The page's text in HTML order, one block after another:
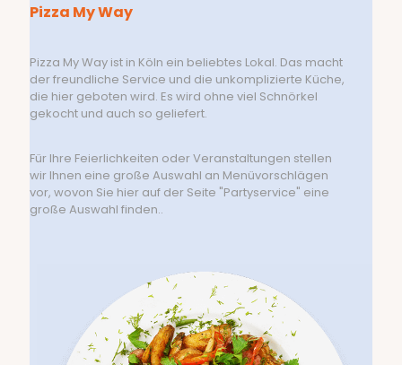
Pizza My Way
Pizza My Way ist in Köln ein beliebtes Lokal. Das macht
der freundliche Service und die unkomplizierte Küche,
die hier geboten wird. Es wird ohne viel Schnörkel
gekocht und auch so geliefert.
Für Ihre Feierlichkeiten oder Veranstaltungen stellen
wir Ihnen eine große Auswahl an Menüvorschlägen
vor, wovon Sie hier auf der Seite "Partyservice" eine
große Auswahl finden..